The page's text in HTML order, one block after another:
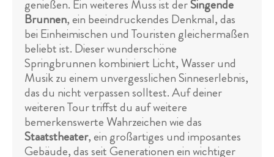
genießen. Ein weiteres Muss ist derSingende
Brunnen, ein beeindruckendes Denkmal, das
bei Einheimischen und Touristen gleichermaßen
beliebt ist. Dieser wunderschöne
Springbrunnen kombiniert Licht, Wasser und
Musik zu einem unvergesslichen Sinneserlebnis,
das du nicht verpassen solltest. Auf deiner
weiteren Tour triffst du auf weitere
bemerkenswerte Wahrzeichen wie das
Staatstheater, ein großartiges und imposantes
Gebäude, das seit Generationen ein wichtiger